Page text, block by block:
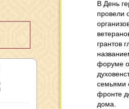
В День
провели
грантов
форуме
семьями
фронте
дома.